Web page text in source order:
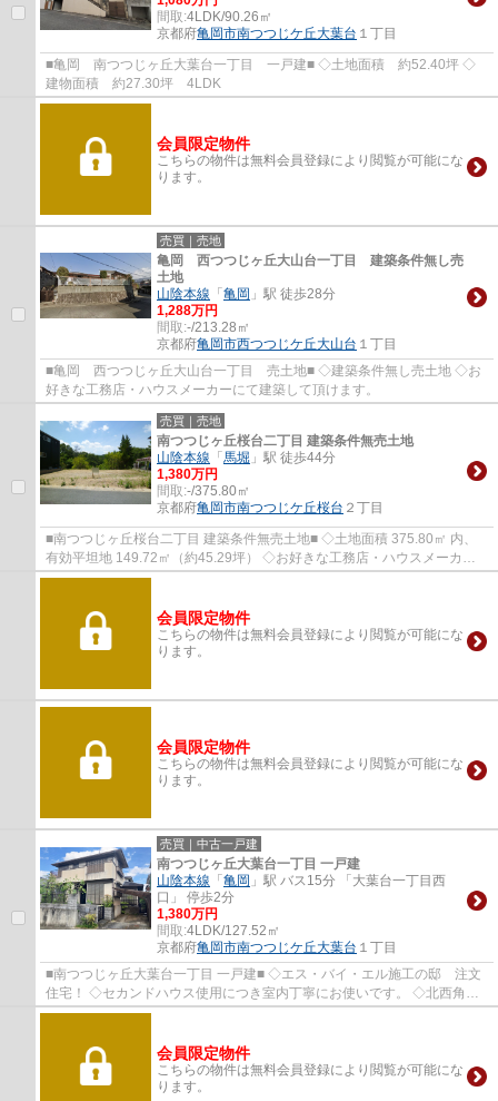
間取:4LDK/90.26㎡
京都府亀岡市南つつじケ丘大葉台 １丁目
■亀岡 南つつじヶ丘大葉台一丁目 一戸建■ ◇土地面積 約52.40坪 ◇
建物面積 約27.30坪 4LDK
会員限定物件
こちらの物件は無料会員登録により閲覧が可能にな
ります。
売買｜売地
亀岡 西つつじヶ丘大山台一丁目 建築条件無し売
土地
山陰本線 「亀岡 」駅 徒歩28分
1,288万円
間取:-/213.28㎡
京都府亀岡市西つつじケ丘大山台 １丁目
■亀岡 西つつじヶ丘大山台一丁目 売土地■ ◇建築条件無し売土地 ◇お
好きな工務店・ハウスメーカーにて建築して頂けます。
売買｜売地
南つつじヶ丘桜台二丁目 建築条件無売土地
山陰本線 「馬堀 」駅 徒歩44分
1,380万円
間取:-/375.80㎡
京都府亀岡市南つつじケ丘桜台 ２丁目
■南つつじヶ丘桜台二丁目 建築条件無売土地■ ◇土地面積 375.80㎡ 内、
有効平坦地 149.72㎡（約45.29坪） ◇お好きな工務店・ハウスメーカー
にて建築して頂けます。 ◇物件より京阪バス ...
会員限定物件
こちらの物件は無料会員登録により閲覧が可能にな
ります。
会員限定物件
こちらの物件は無料会員登録により閲覧が可能にな
ります。
売買｜中古一戸建
南つつじヶ丘大葉台一丁目 一戸建
山陰本線 「亀岡 」駅 バス15分 「大葉台一丁目西
口」 停歩2分
1,380万円
間取:4LDK/127.52㎡
京都府亀岡市南つつじケ丘大葉台 １丁目
■南つつじヶ丘大葉台一丁目 一戸建■ ◇エス・バイ・エル施工の邸 注文
住宅！ ◇セカンドハウス使用につき室内丁寧にお使いです。 ◇北西角地
につき通風 採光良好です。 ◇土地約48.41坪 ...
会員限定物件
こちらの物件は無料会員登録により閲覧が可能にな
ります。